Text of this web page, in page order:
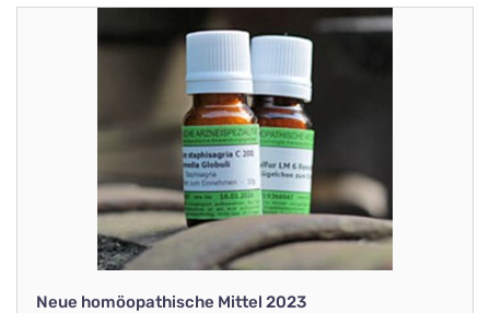
Neue homöopathische Mittel 2023